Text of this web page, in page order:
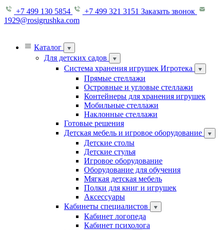
+7 499 130 5854 +7 499 321 3151 Заказать звонок
1929@rosigrushka.com
Каталог
Для детских садов
Система хранения игрушек Игротека
Прямые стеллажи
Островные и угловые стеллажи
Контейнеры для хранения игрушек
Мобильные стеллажи
Наклонные стеллажи
Готовые решения
Детская мебель и игровое оборудование
Детские столы
Детские стулья
Игровое оборудование
Оборудование для обучения
Мягкая детская мебель
Полки для книг и игрушек
Аксессуары
Кабинеты специалистов
Кабинет логопеда
Кабинет психолога